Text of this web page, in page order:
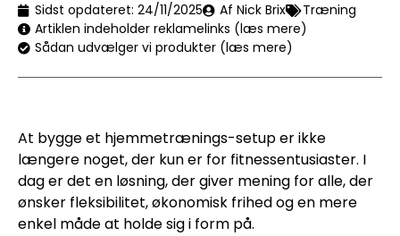
Sidst opdateret: 24/11/2025 Af Nick Brix
Træning
Artiklen indeholder reklamelinks (læs mere)
Sådan udvælger vi produkter (læs mere)
At bygge et hjemmetrænings-setup er ikke
længere noget, der kun er for fitnessentusiaster. I
dag er det en løsning, der giver mening for alle, der
ønsker fleksibilitet, økonomisk frihed og en mere
enkel måde at holde sig i form på.